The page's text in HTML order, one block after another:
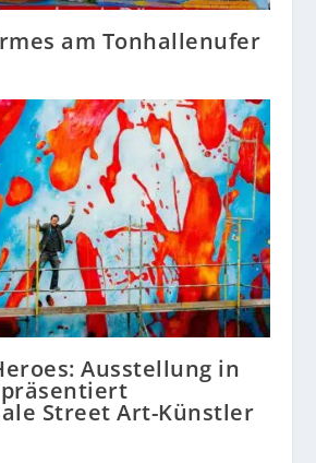
am Tonhallenufer
Ausstellung in
Street Art-Künstler